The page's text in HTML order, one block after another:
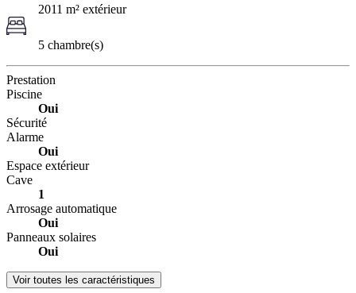
2011 m² extérieur
5 chambre(s)
Prestation
Piscine
Oui
Sécurité
Alarme
Oui
Espace extérieur
Cave
1
Arrosage automatique
Oui
Panneaux solaires
Oui
Voir toutes les caractéristiques